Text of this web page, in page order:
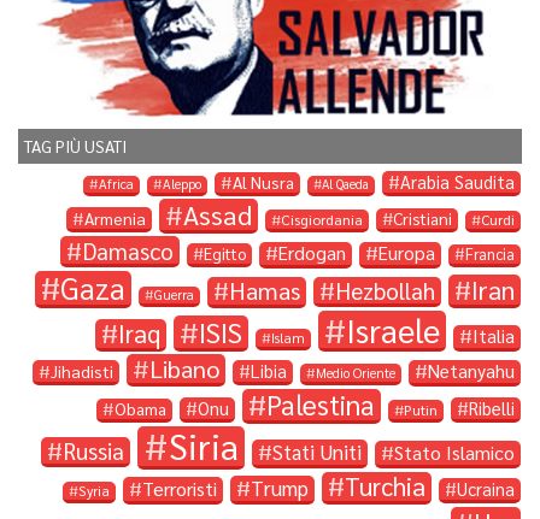
TAG PIÙ USATI
Africa Aleppo Al Nusra Al Qaeda Arabia Saudita
Armenia Assad Cisgiordania Cristiani Curdi
Damasco Egitto Erdogan Europa Francia
Gaza Guerra Hamas Hezbollah Iran
Iraq ISIS Islam Israele Italia
Jihadisti Libano Libia Medio Oriente Netanyahu
Obama Onu Palestina Putin Ribelli
Russia Siria Stati Uniti Stato Islamico
Syria Terroristi Trump Turchia Ucraina